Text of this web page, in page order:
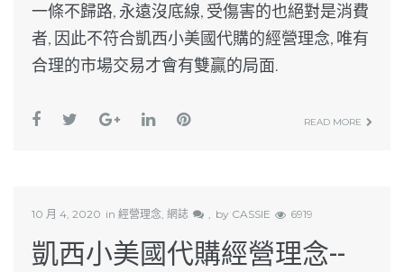
一條不歸路, 永遠沒底線, 受傷害的也絕對是消費
者, 因此不符合凱西小美國代購的經營理念, 唯有
合理的市場交易才會有雙贏的局面.
READ MORE
10 月 4, 2020 in 經營理念, 網誌 by CASSIE 6919
凱西小美國代購經營理念--